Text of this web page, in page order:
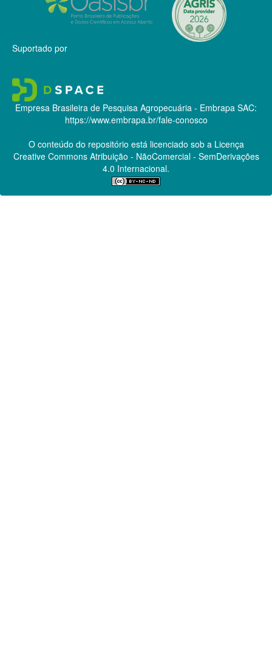
Suportado por
Empresa Brasileira de Pesquisa Agropecuária - Embrapa SAC:
https://www.embrapa.br/fale-conosco
O conteúdo do repositório está licenciado sob a Licença
Creative CommonsAtribuição - NãoComercial - SemDerivações
4.0 Internacional.